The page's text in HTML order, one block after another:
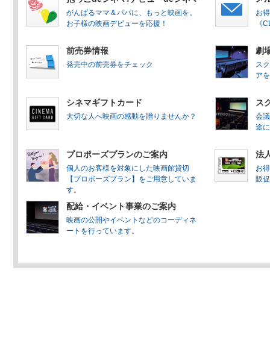
がんばるママ＆パパに、もっと映画を。
お子様の映画デビューを応援！
お
《
前売券情報
発売中の前売券をチェック
劇
ス
ア
シネマギフトカード
大切な人へ映画の感動を贈りませんか？
ス
会
途
プロポーズプランのご案内
個人のお客様を対象にした映画館貸切
【プロポーズプラン】をご用意していま
す。
法
お
販
配給・イベント事業のご案内
映画の公開やイベントなどのコーディネ
ートを行っています。